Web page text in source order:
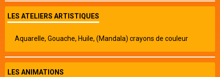
LES ATELIERS ARTISTIQUES
Aquarelle, Gouache, Huile, (Mandala) crayons de couleur
LES ANIMATIONS